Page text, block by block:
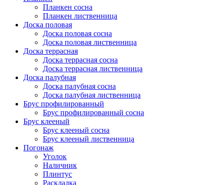
Планкен сосна
Планкен лиственница
Доска половая
Доска половая сосна
Доска половая лиственница
Доска террасная
Доска террасная сосна
Доска террасная лиственница
Доска палубная
Доска палубная сосна
Доска палубная лиственница
Брус профилированный
Брус профилированный сосна
Брус клееный
Брус клееный сосна
Брус клееный лиственница
Погонаж
Уголок
Наличник
Плинтус
Раскладка